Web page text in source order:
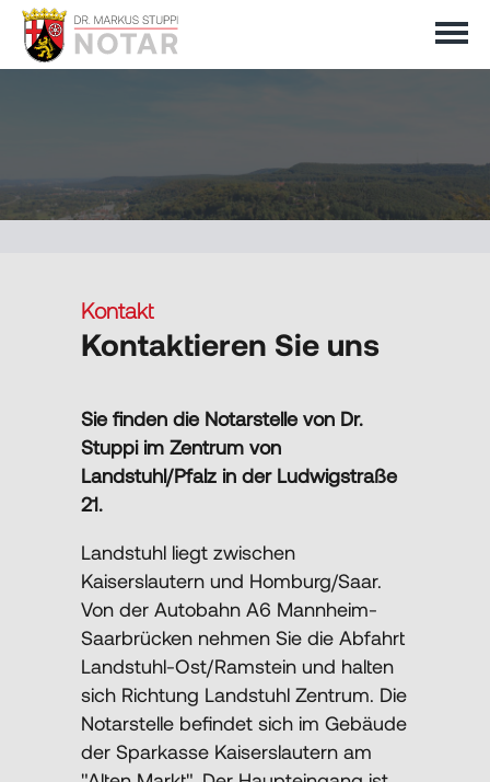
Formulare
Übersicht
Vererben & Schenken
Ehe und Partnerschaft
Unternehmen
Vorsorge
Impressum
Datenschutz
Kontakt
Kontaktieren Sie uns
Sie finden die Notarstelle von Dr.
Stuppi im Zentrum von
Landstuhl/Pfalz in der Ludwigstraße
21.
Landstuhl liegt zwischen
Kaiserslautern und Homburg/Saar.
Von der Autobahn A6 Mannheim-
Saarbrücken nehmen Sie die Abfahrt
Landstuhl-Ost/Ramstein und halten
sich Richtung Landstuhl Zentrum. Die
Notarstelle befindet sich im Gebäude
der Sparkasse Kaiserslautern am